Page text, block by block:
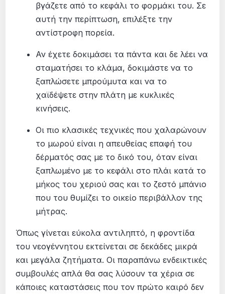
βγάζετε από το κεφάλι το φορμάκι του. Σε
αυτή την περίπτωση, επιλέξτε την
αντίστροφη πορεία.
Αν έχετε δοκιμάσει τα πάντα και δε λέει να
σταματήσει το κλάμα, δοκιμάστε να το
ξαπλώσετε μπρούμυτα και να το
χαϊδέψετε στην πλάτη με κυκλικές
κινήσεις.
Οι πιο κλασικές τεχνικές που χαλαρώνουν
το μωρού είναι η απευθείας επαφή του
δέρματός σας με το δικό του, όταν είναι
ξαπλωμένο με το κεφάλι στο πλάι κατά το
μήκος του χεριού σας και το ζεστό μπάνιο
που του θυμίζει το οικείο περιβάλλον της
μήτρας.
Όπως γίνεται εύκολα αντιληπτό, η φροντίδα
του νεογέννητου εκτείνεται σε δεκάδες μικρά
και μεγάλα ζητήματα. Οι παραπάνω ενδεικτικές
συμβουλές απλά θα σας λύσουν τα χέρια σε
κάποιες καταστάσεις που τον πρώτο καιρό δεν